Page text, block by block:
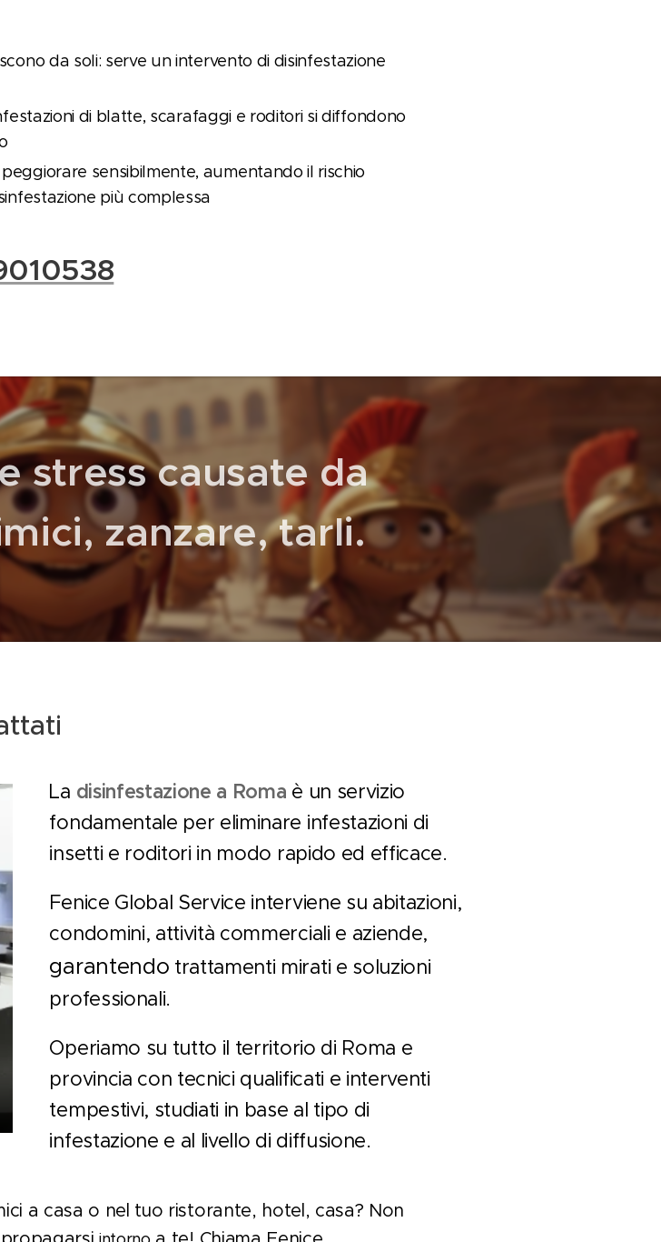
da soli: serve un intervento di disinfestazione
di blatte, scarafaggi e roditori si diffondono
sensibilmente, aumentando il rischio
più complessa
stress causate da
zanzare, tarli.
La disinfestazione a Roma è un servizio
fondamentale per eliminare infestazioni di
insetti e roditori in modo rapido ed efficace.
Fenice Global Service interviene su abitazioni,
condomini, attività commerciali e aziende,
garantendo trattamenti mirati e soluzioni
professionali.
Operiamo su tutto il territorio di Roma e
provincia con tecnici qualificati e interventi
tempestivi, studiati in base al tipo di
infestazione e al livello di diffusione.
a casa o nel tuo ristorante, hotel, casa? Non